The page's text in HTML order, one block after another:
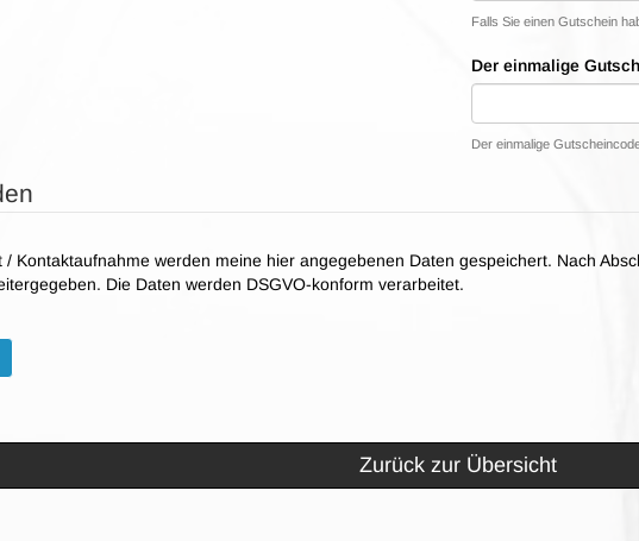
Falls Sie einen Gutschein
Der einmalige
Der einmalige
/ Kontaktaufnahme werden meine hier angegebenen Daten gespeichert. Nach
Die Daten werden DSGVO-konform verarbeitet.
Zurück zur Übersicht